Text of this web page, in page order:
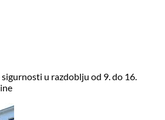
u razdoblju od 9. do 16.